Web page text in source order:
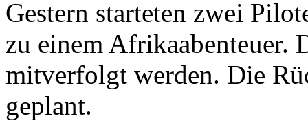
Gestern starteten zwei
zu einem Afrikaabenteuer.
mitverfolgt werden. Die
geplant.